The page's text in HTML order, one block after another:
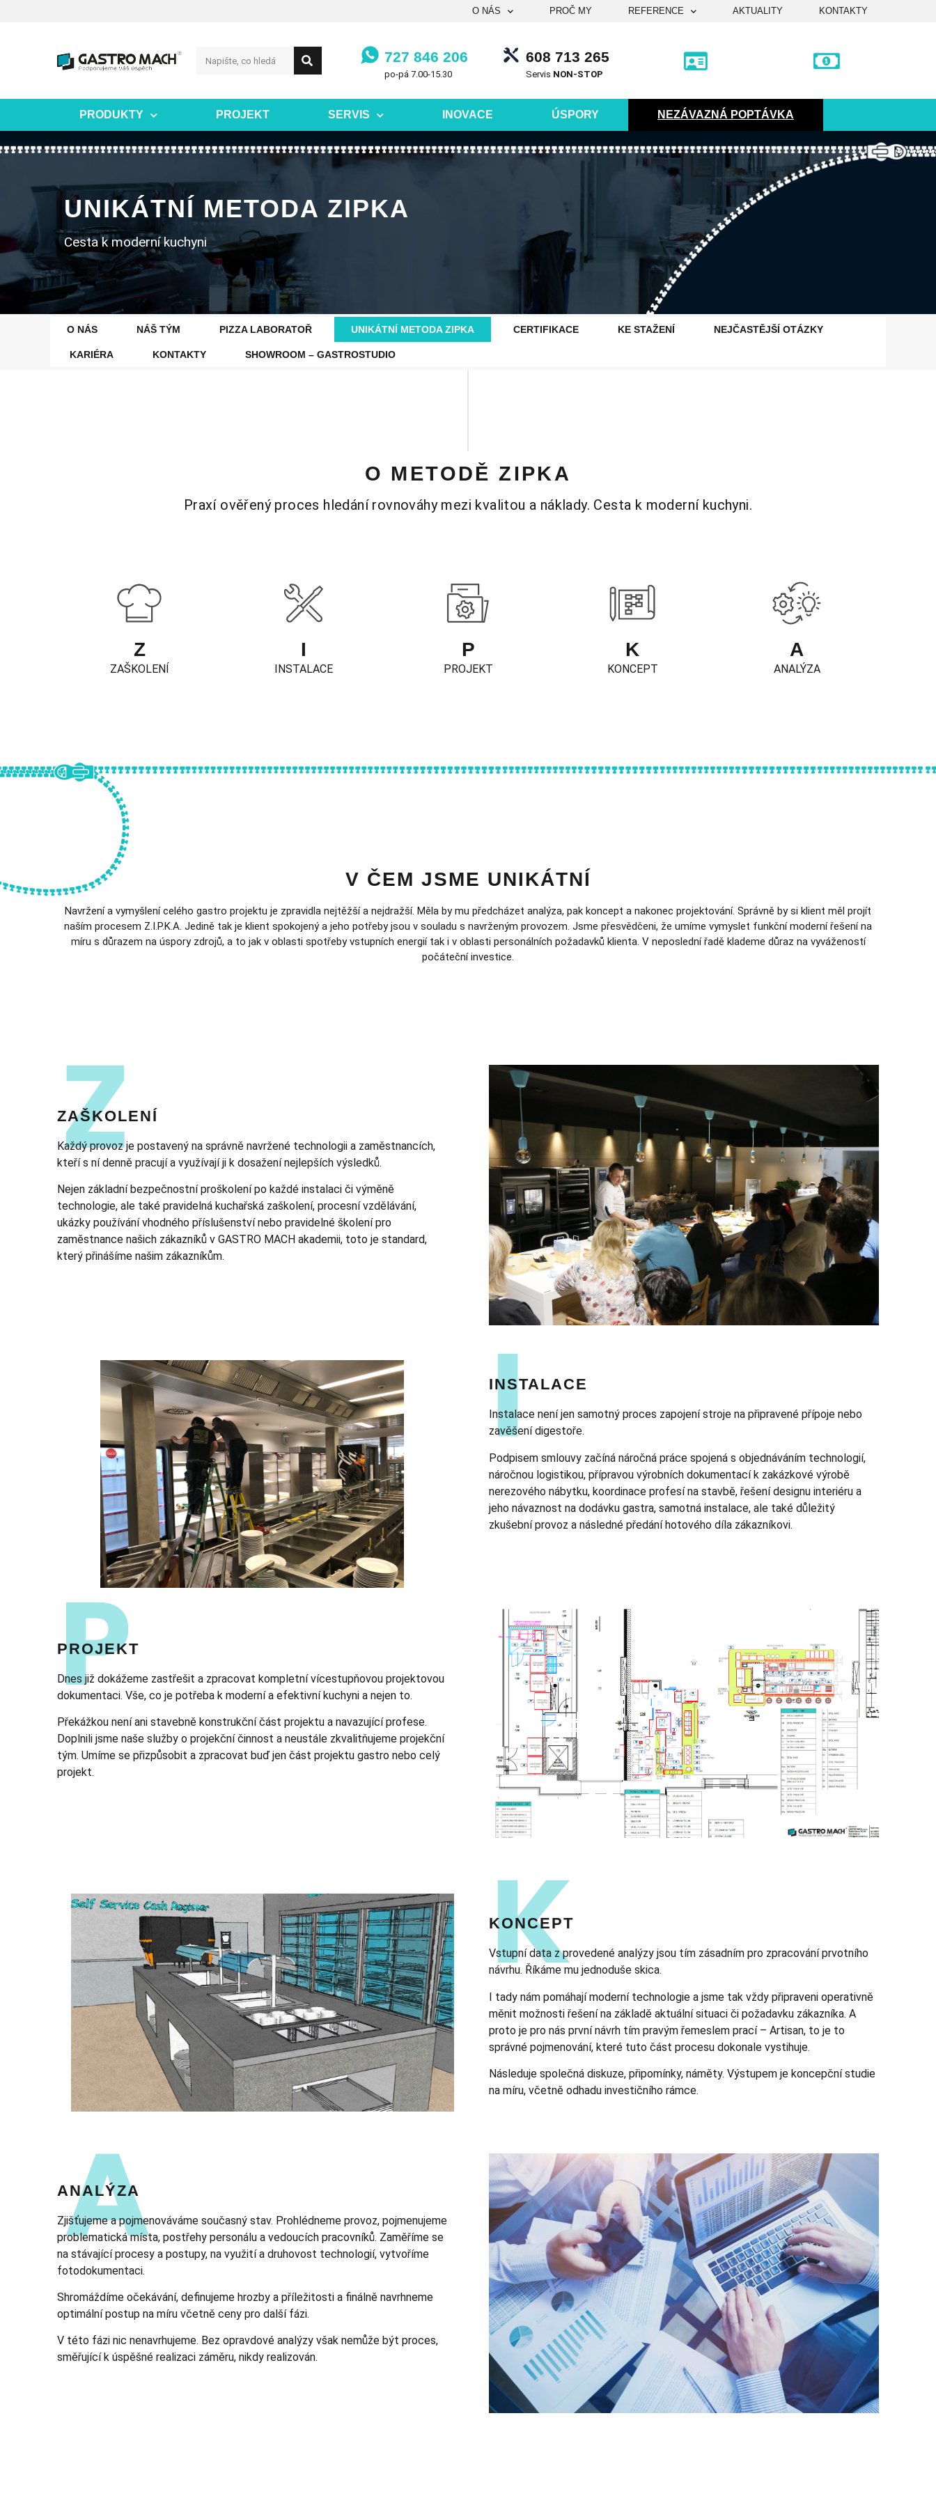
O NÁS PROČ MY REFERENCE AKTUALITY KONTAKTY
727 846 206
po-pá 7.00-15.30
608 713 265
Servis NON-STOP
PRODUKTY PROJEKT SERVIS INOVACE ÚSPORY NEZÁVAZNÁ POPTÁVKA
UNIKÁTNÍ METODA ZIPKA
Cesta k moderní kuchyni
O NÁS NÁŠ TÝM PIZZA LABORATOŘ UNIKÁTNÍ METODA ZIPKA CERTIFIKACE KE STAŽENÍ NEJČASTĚJŠÍ OTÁZKY
KARIÉRA KONTAKTY SHOWROOM – GASTROSTUDIO
O METODĚ ZIPKA
Praxí ověřený proces hledání rovnováhy mezi kvalitou a náklady. Cesta k moderní kuchyni.
Z
ZAŠKOLENÍ
I
INSTALACE
P
PROJEKT
K
KONCEPT
A
ANALÝZA
V ČEM JSME UNIKÁTNÍ
Navržení a vymyšlení celého gastro projektu je zpravidla nejtěžší a nejdražší. Měla by mu předcházet analýza, pak koncept a nakonec projektování. Správně by si klient měl projít
naším procesem Z.I.P.K.A. Jedině tak je klient spokojený a jeho potřeby jsou v souladu s navrženým provozem. Jsme přesvědčeni, že umíme vymyslet funkční moderní řešení na
míru s důrazem na úspory zdrojů, a to jak v oblasti spotřeby vstupních energií tak i v oblasti personálních požadavků klienta. V neposlední řadě klademe důraz na vyvážeností
počáteční investice.
ZAŠKOLENÍ
Každý provoz je postavený na správně navržené technologii a zaměstnancích,
kteří s ní denně pracují a využívají ji k dosažení nejlepších výsledků.
Nejen základní bezpečnostní proškolení po každé instalaci či výměně
technologie, ale také pravidelná kuchařská zaškolení, procesní vzdělávání,
ukázky používání vhodného příslušenství nebo pravidelné školení pro
zaměstnance našich zákazníků v GASTRO MACH akademii, toto je standard,
který přinášíme našim zákazníkům.
INSTALACE
Instalace není jen samotný proces zapojení stroje na připravené přípoje nebo
zavěšení digestoře.
Podpisem smlouvy začíná náročná práce spojená s objednáváním technologií,
náročnou logistikou, přípravou výrobních dokumentací k zakázkové výrobě
nerezového nábytku, koordinace profesí na stavbě, řešení designu interiéru a
jeho návaznost na dodávku gastra, samotná instalace, ale také důležitý
zkušební provoz a následné předání hotového díla zákazníkovi.
PROJEKT
Dnes již dokážeme zastřešit a zpracovat kompletní vícestupňovou projektovou
dokumentaci. Vše, co je potřeba k moderní a efektivní kuchyni a nejen to.
Překážkou není ani stavebně konstrukční část projektu a navazující profese.
Doplnili jsme naše služby o projekční činnost a neustále zkvalitňujeme projekční
tým. Umíme se přizpůsobit a zpracovat buď jen část projektu gastro nebo celý
projekt.
KONCEPT
Vstupní data z provedené analýzy jsou tím zásadním pro zpracování prvotního
návrhu. Říkáme mu jednoduše skica.
I tady nám pomáhají moderní technologie a jsme tak vždy připraveni operativně
měnit možnosti řešení na základě aktuální situaci či požadavku zákazníka. A
proto je pro nás první návrh tím pravým řemeslem prací – Artisan, to je to
správné pojmenování, které tuto část procesu dokonale vystihuje.
Následuje společná diskuze, připomínky, náměty. Výstupem je koncepční studie
na míru, včetně odhadu investičního rámce.
ANALÝZA
Zjišťujeme a pojmenováváme současný stav. Prohlédneme provoz, pojmenujeme
problematická místa, postřehy personálu a vedoucích pracovníků. Zaměříme se
na stávající procesy a postupy, na využití a druhovost technologií, vytvoříme
fotodokumentaci.
Shromáždíme očekávání, definujeme hrozby a příležitosti a finálně navrhneme
optimální postup na míru včetně ceny pro další fázi.
V této fázi nic nenavrhujeme. Bez opravdové analýzy však nemůže být proces,
směřující k úspěšné realizaci záměru, nikdy realizován.